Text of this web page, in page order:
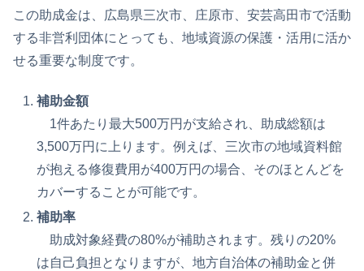
この助成金は、広島県三次市、庄原市、安芸高田市で活動
する非営利団体にとっても、地域資源の保護・活用に活か
せる重要な制度です。
補助金額
1件あたり最大500万円が支給され、助成総額は
3,500万円に上ります。例えば、三次市の地域資料館
が抱える修復費用が400万円の場合、そのほとんどを
カバーすることが可能です。
補助率
助成対象経費の80%が補助されます。残りの20%
は自己負担となりますが、地方自治体の補助金と併